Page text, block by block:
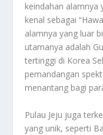
keindahan alamnya
kenal sebagai
alamnya yang luar
utamanya adalah
tertinggi di Korea
pemandangan
menantang bagi
Pulau Jeju juga
yang unik, seperti